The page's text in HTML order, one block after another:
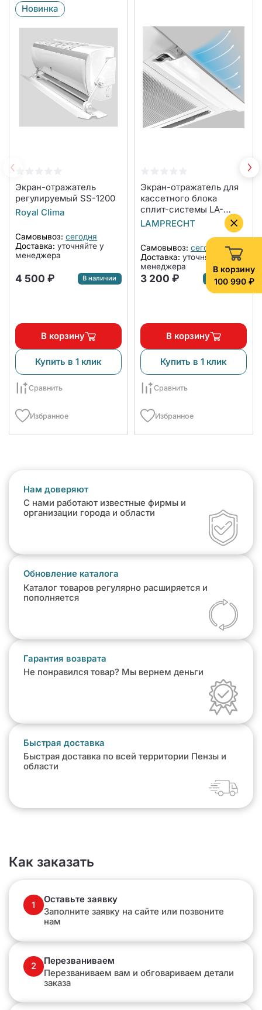
В корзину
100 990 ₽
Новинка
Экран-отражатель
регулируемый SS-1200
Royal Clima
Самовывоз: сегодня
Доставка: уточняйте у
менеджера
4 500 ₽ В наличии
В корзину
Купить в 1 клик
Сравнить
Избранное
Экран-отражатель для
кассетного блока
сплит-системы LA-
NW600-CA
LAMPRECHT
Самовывоз: сегодня
Доставка: уточняйте у
менеджера
3 200 ₽ В наличии
В корзину
Купить в 1 клик
Сравнить
Избранное
Нам доверяют
С нами работают известные фирмы и
организации города и области
Обновление каталога
Каталог товаров регулярно расширяется и
пополняется
Гарантия возврата
Не понравился товар? Мы вернем деньги
Быстрая доставка
Быстрая доставка по всей территории Пензы и
области
Как заказать
1
Оставьте заявку
Заполните заявку на сайте или позвоните
нам
2
Перезваниваем
Перезваниваем вам и обговариваем детали
заказа